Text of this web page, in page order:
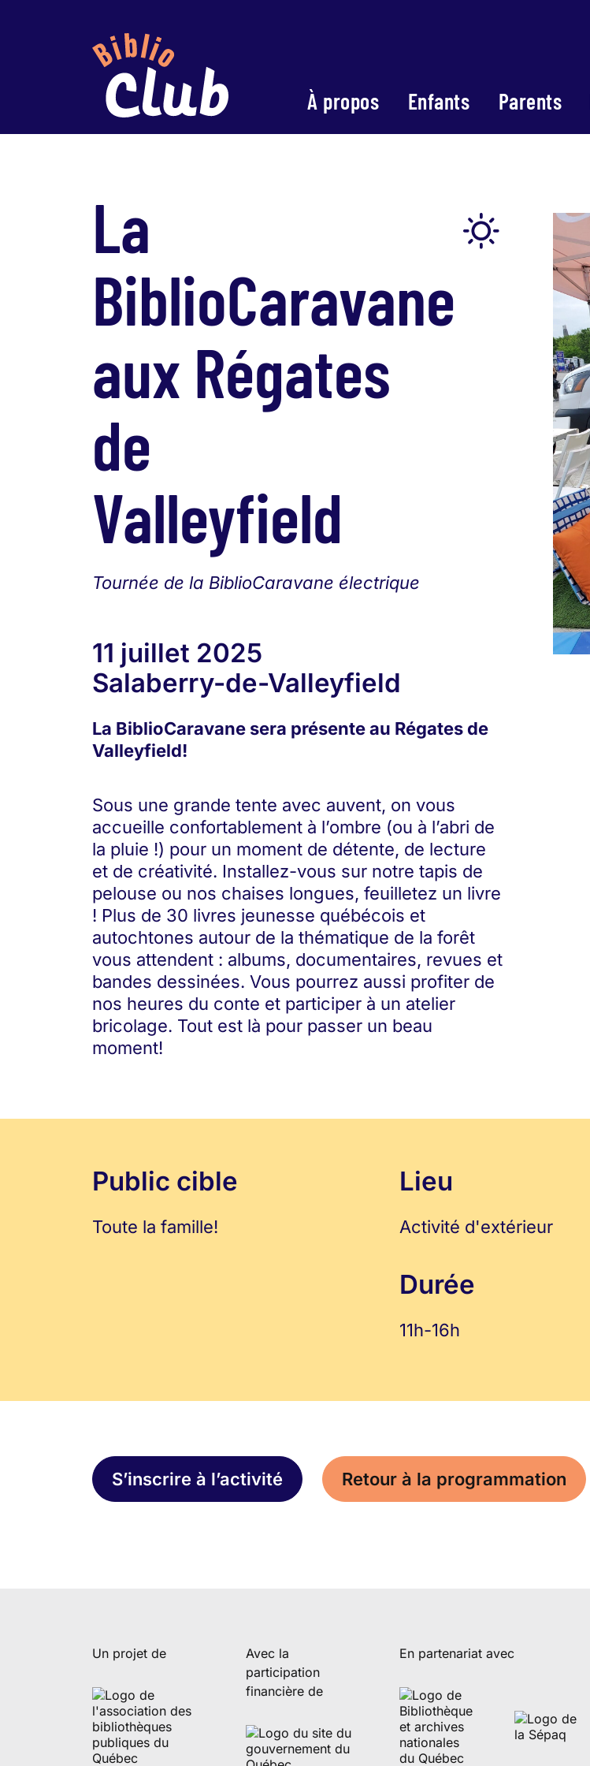
À propos Enfants Parents
La
BiblioCaravane
aux Régates
de
Valleyfield
Tournée de la BiblioCaravane électrique
11 juillet 2025
Salaberry-de-Valleyfield
La BiblioCaravane sera présente au Régates de
Valleyfield!
Sous une grande tente avec auvent, on vous
accueille confortablement à l’ombre (ou à l’abri de
la pluie !) pour un moment de détente, de lecture
et de créativité. Installez-vous sur notre tapis de
pelouse ou nos chaises longues, feuilletez un livre
! Plus de 30 livres jeunesse québécois et
autochtones autour de la thématique de la forêt
vous attendent : albums, documentaires, revues et
bandes dessinées. Vous pourrez aussi profiter de
nos heures du conte et participer à un atelier
bricolage. Tout est là pour passer un beau
moment!
Public cible
Toute la famille!
Lieu
Activité d'extérieur
Durée
11h-16h
S’inscrire à l’activité Retour à la programmation
Un projet de
Avec la
participation
financière de
En partenariat avec